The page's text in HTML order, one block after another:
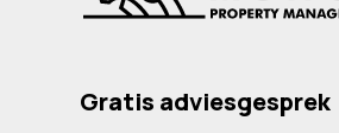
Gratis adviesgesprek